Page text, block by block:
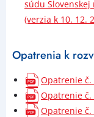
súdu
(verzia k 10. 12.
Opatrenia k
Opatrenie č.
Opatrenie č.
Opatrenie č.